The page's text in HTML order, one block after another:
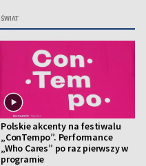
ŚWIAT
Polskie akcenty na festiwalu
„ConTempo”. Performance
„Who Cares” po raz pierwszy w
programie